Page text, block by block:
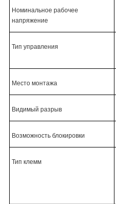
Номинальное рабочее
напряжение
Тип управления
Место монтажа
Видимый разрыв
Возможность блокировки
Тип клемм